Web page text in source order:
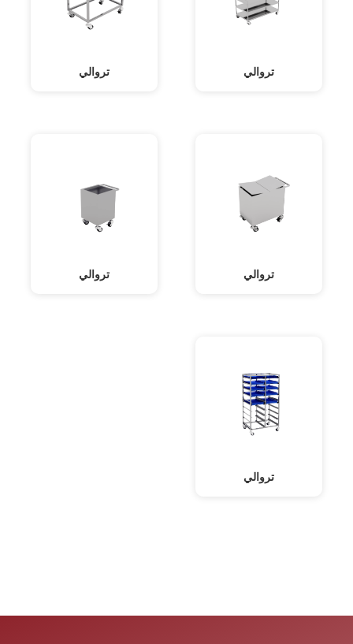
تروالي تروالي
تروالي تروالي
تروالي